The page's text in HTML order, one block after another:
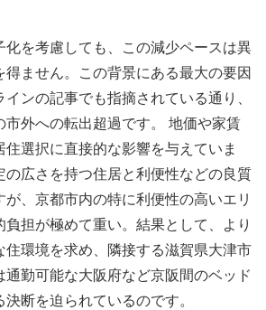
化を考慮しても、この減少ペースは異
ません。この背景にある最大の要因
ンの記事でも指摘されている通り、
市外への転出超過です。 地価や家賃
選択に直接的な影響を与えていま
の広さを持つ住居と利便性などの良質
が、京都市内の特に利便性の高いエリ
負担が極めて重い。結果として、より
住環境を求め、隣接する滋賀県大津市
通勤可能な大阪府など京阪間のベッド
断を迫られているのです。